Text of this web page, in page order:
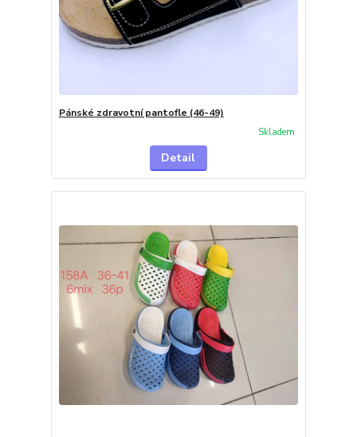
Pánské zdravotní pantofle (46-49)
Skladem
Detail